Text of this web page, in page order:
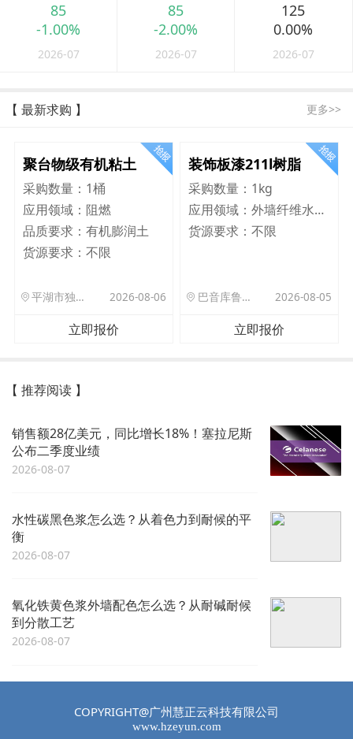
85
-1.00%
2026-07
85
-2.00%
2026-07
125
0.00%
2026-07
【 最新求购 】 更多>>
聚台物级有机粘土
采购数量： 1桶
应用领域： 阻燃
品质要求： 有机膨润土
货源要求： 不限
平湖市独山港镇集港路 589 号 2026-08-06
立即报价
装饰板漆211l树脂
采购数量： 1kg
应用领域：
外墙纤维水泥板
货源要求：不限
巴音库鲁提镇,托帕口岸六号库房 2026-08-05
立即报价
【 推荐阅读 】
销售额28亿美元，同比增长18%！塞拉尼斯
公布二季度业绩
2026-08-07
水性碳黑色浆怎么选？从着色力到耐候的平
衡
2026-08-07
氧化铁黄色浆外墙配色怎么选？从耐碱耐候
到分散工艺
2026-08-07
COPYRIGHT@广州慧正云科技有限公司
www.hzeyun.com